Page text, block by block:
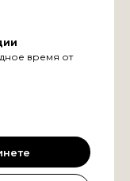
время от